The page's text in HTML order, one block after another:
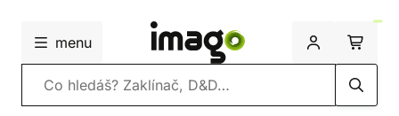
menu
Vyhledávání